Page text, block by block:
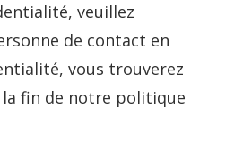
veuillez
de contact en
vous trouverez
la fin de notre politique